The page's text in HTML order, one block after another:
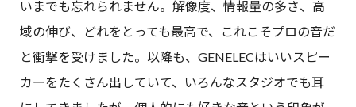
いまでも忘れられません。解像度、情報量の多さ、高
域の伸び、どれをとっても最高で、これこそプロの音だ
と衝撃を受けました。以降も、GENELECはいいスピー
カーをたくさん出していて、いろんなスタジオでも耳